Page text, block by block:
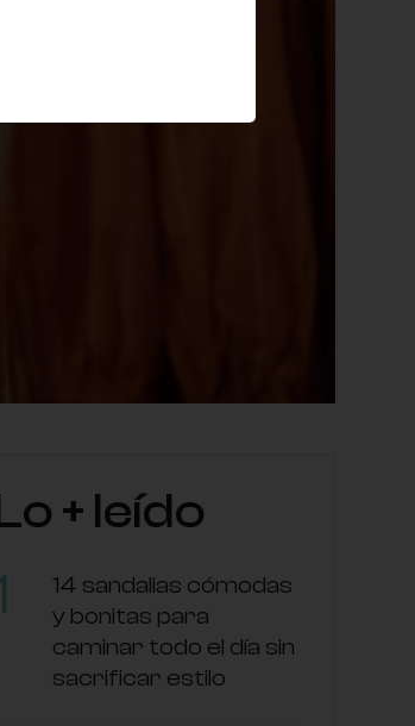
+ leído
14 sandalias cómodas
y bonitas para
caminar todo el día sin
sacrificar estilo